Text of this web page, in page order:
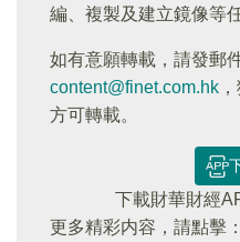
編、複製及建立鏡像等
如有意願轉載，請發郵
content@finet.com.hk
方可轉載。
下載財華財經
更多精彩内容，請點擊：